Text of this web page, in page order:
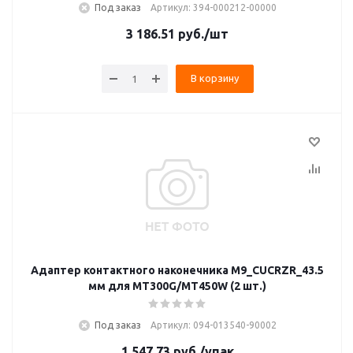
Под заказ Артикул: 394-000212-00000
3 186.51 руб./шт
В корзину
Адаптер контактного наконечника М9_CUCRZR_43.5
мм для MT300G/MT450W (2 шт.)
Под заказ Артикул: 094-013540-90002